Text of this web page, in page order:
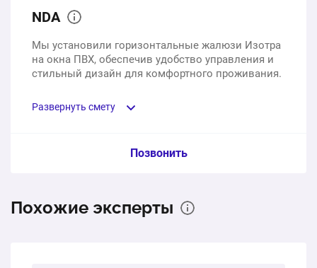
NDA
Мы установили горизонтальные жалюзи Изотра
на окна ПВХ, обеспечив удобство управления и
стильный дизайн для комфортного проживания.
Развернуть смету
Пункт сметы / Ед. изм. / Цена
1 шт. 0 ₽
Позвонить
Похожие эксперты